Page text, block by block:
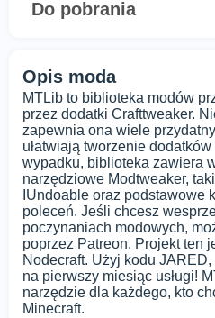
Do pobrania
Opis moda
MTLib to biblioteka modów
przez dodatki Crafttweaker.
zapewnia ona wiele
ułatwiają tworzenie
wypadku, biblioteka zawiera
narzędziowe Modtweaker,
IUndoable oraz podstawowe
poleceń. Jeśli chcesz
poczynaniach modowych,
poprzez Patreon. Projekt ten
Nodecraft. Użyj kodu
na pierwszy miesiąc usługi!
narzędzie dla każdego, kto
Minecraft.